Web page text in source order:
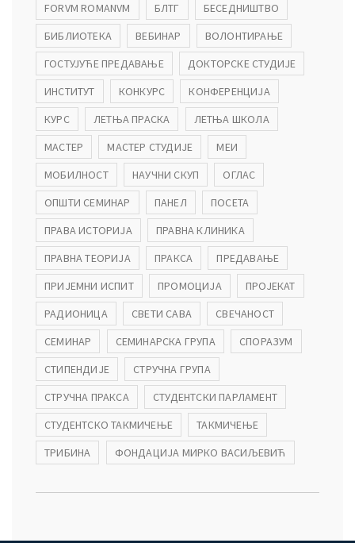
FORVM ROMANVM БЛТГ
БЕСЕДНИШТВО
БИБЛИОТЕКА
ВЕБИНАР
ВОЛОНТИРАЊЕ
ГОСТУЈУЋЕ ПРЕДАВАЊЕ
ДОКТОРСКЕ СТУДИЈЕ
ИНСТИТУТ
КОНКУРС
КОНФЕРЕНЦИЈА
КУРС
ЛЕТЊА ПРАСКА
ЛЕТЊА ШКОЛА
МАСТЕР
МАСТЕР СТУДИЈЕ
МЕИ
МОБИЛНОСТ
НАУЧНИ СКУП
ОГЛАС
ОПШТИ СЕМИНАР
ПАНЕЛ
ПОСЕТА
ПРАВА ИСТОРИЈА
ПРАВНА КЛИНИКА
ПРАВНА ТЕОРИЈА
ПРАКСА
ПРЕДАВАЊЕ
ПРИЈЕМНИ ИСПИТ
ПРОМОЦИЈА
ПРОЈЕКАТ
РАДИОНИЦА
СВЕТИ САВА
СВЕЧАНОСТ
СЕМИНАР
СЕМИНАРСКА ГРУПА
СПОРАЗУМ
СТИПЕНДИЈЕ
СТРУЧНА ГРУПА
СТРУЧНА ПРАКСА
СТУДЕНТСКИ ПАРЛАМЕНТ
СТУДЕНТСКО ТАКМИЧЕЊЕ
ТАКМИЧЕЊЕ
ТРИБИНА
ФОНДАЦИЈА МИРКО ВАСИЉЕВИЋ